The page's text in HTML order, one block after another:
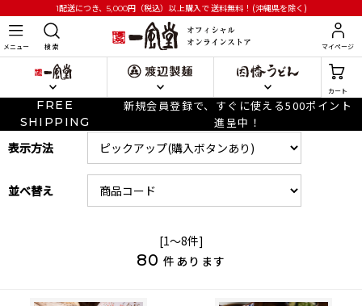
1配送につき、5,000円 （税込）以上購入で送料無料！(沖縄県を除く)
メニュー 検 索 マイページ
カート
FREE
SHIPPING
新規会員登録で、すぐに使える500ポイント
進呈中！
表示方法
並べ替え
[1～8件]
80 件あります